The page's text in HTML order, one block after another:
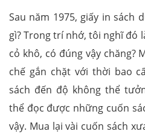
Sau năm 1975, giấy in sách
gì? Trong trí nhớ, tôi nghĩ đó
cỏ khô, có đúng vậy chăng?
chế gắn chặt với thời bao
sách đến độ không thể
thể đọc được những cuốn
vậy. Mua lại vài cuốn sách